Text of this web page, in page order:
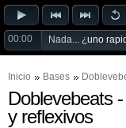
00:00 Nada... ¿uno
Inicio Bases
Doblevebeats
y reflexivos